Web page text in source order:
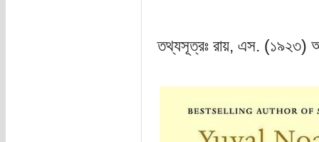
তথ্যসূত্রঃ রায়, এস. (১৯২৩)